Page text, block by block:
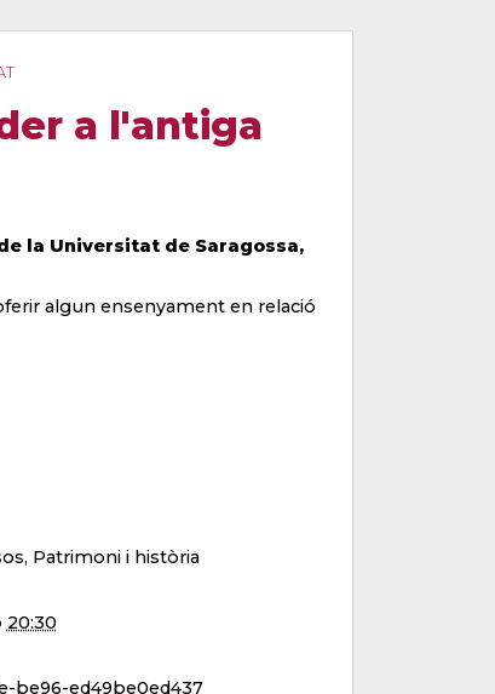
a l'antiga
la Universitat de Saragossa,
algun ensenyament en relació
Patrimoni i història
20:30
be96-ed49be0ed437